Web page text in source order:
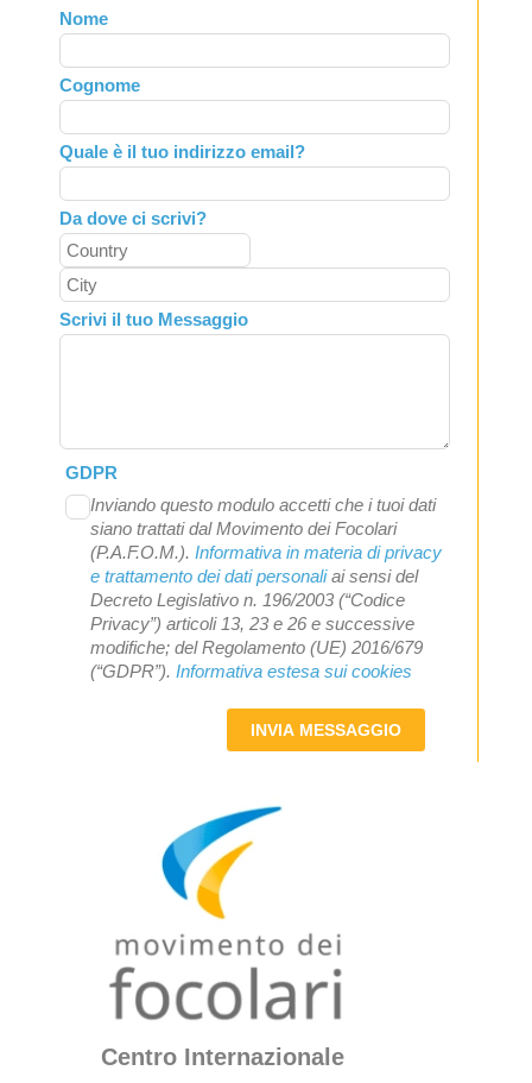
Leave
this
field
blank
Nome
Cognome
Quale è il tuo indirizzo email?
Da dove ci scrivi?
Scrivi il tuo Messaggio
GDPR
Inviando questo modulo accetti che i tuoi dati
siano trattati dal Movimento dei Focolari
(P.A.F.O.M.). Informativa in materia di privacy
e trattamento dei dati personaliai sensi del
Decreto Legislativo n. 196/2003 (“Codice
Privacy”) articoli 13, 23 e 26 e successive
modifiche; del Regolamento (UE) 2016/679
(“GDPR”). Informativa estesa sui cookies
INVIA MESSAGGIO
Centro Internazionale